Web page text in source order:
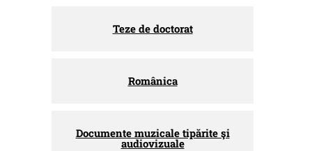
Teze de doctorat
Românica
Documente muzicale tipărite şi
audiovizuale